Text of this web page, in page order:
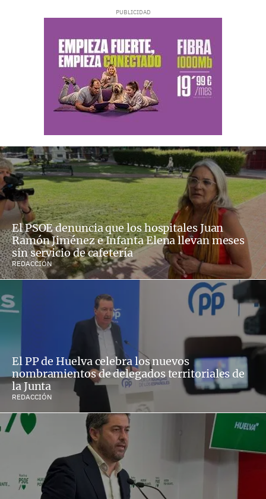
El PSOE denuncia que los hospitales Juan
Ramón Jiménez e Infanta Elena llevan meses
sin servicio de cafetería
REDACCIÓN
El PP de Huelva celebra los nuevos
nombramientos de delegados territoriales de
la Junta
REDACCIÓN